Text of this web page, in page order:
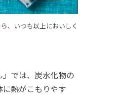
、いつも以上においしく
では、炭水化物の
熱がこもりやす